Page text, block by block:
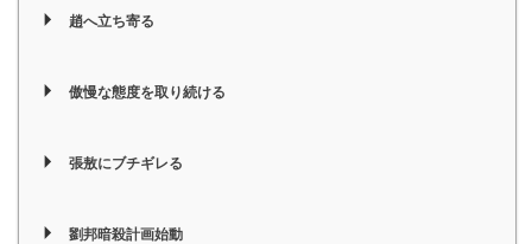
趙へ立ち寄る
傲慢な態度を取り続ける
張敖にブチギレる
劉邦暗殺計画始動